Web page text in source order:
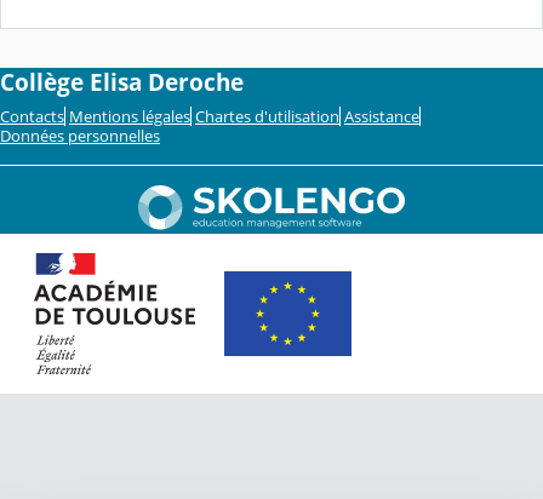
Collège Elisa Deroche
Contacts Mentions légales Chartes d'utilisation Assistance
Données personnelles